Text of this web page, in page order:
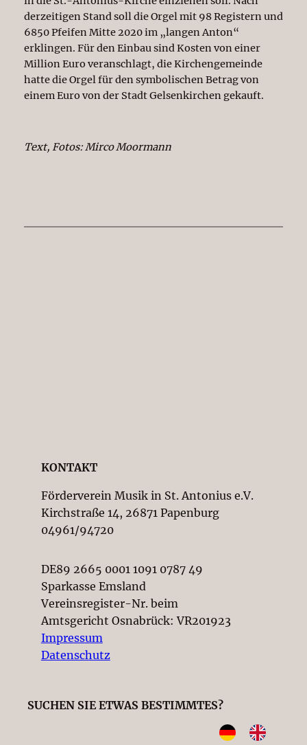
derzeitigen Stand soll die Orgel mit 98 Registern und
6850 Pfeifen Mitte 2020 im „langen Anton“
erklingen. Für den Einbau sind Kosten von einer
Million Euro veranschlagt, die Kirchengemeinde
hatte die Orgel für den symbolischen Betrag von
einem Euro von der Stadt Gelsenkirchen gekauft.
Text, Fotos: Mirco Moormann
KONTAKT
Förderverein Musik in St. Antonius e.V.
Kirchstraße 14, 26871 Papenburg
04961/94720
DE89 2665 0001 1091 0787 49
Sparkasse Emsland
Vereinsregister-Nr. beim
Amtsgericht Osnabrück: VR201923
Impressum
Datenschutz
SUCHEN SIE ETWAS BESTIMMTES?